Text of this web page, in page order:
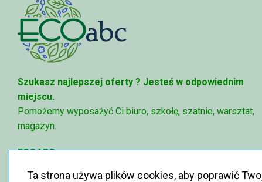
Szukasz najlepszej oferty ? Jesteś w odpowiednim
miejscu.
Pomożemy wyposażyć Ci biuro, szkołę, szatnie, warsztat,
magazyn.
ECOABC
Ta strona używa plików cookies, aby poprawić